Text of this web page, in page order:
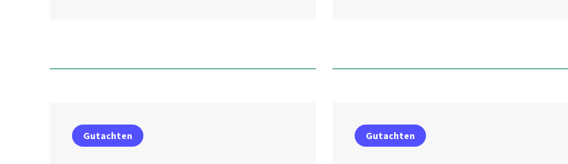
Gutachten Gutachten